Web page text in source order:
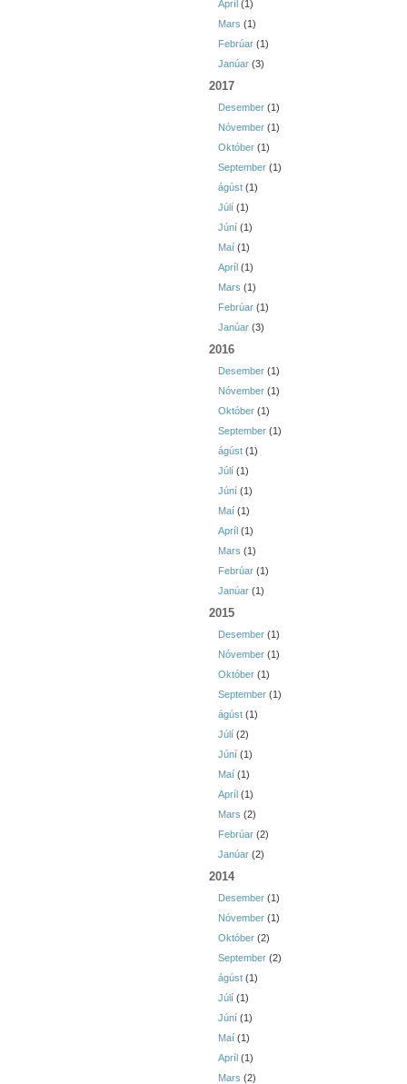
Apríl (1)
Mars (1)
Febrúar (1)
Janúar (3)
2017
Desember (1)
Nóvember (1)
Október (1)
September (1)
ágúst (1)
Júlí (1)
Júní (1)
Maí (1)
Apríl (1)
Mars (1)
Febrúar (1)
Janúar (3)
2016
Desember (1)
Nóvember (1)
Október (1)
September (1)
ágúst (1)
Júlí (1)
Júní (1)
Maí (1)
Apríl (1)
Mars (1)
Febrúar (1)
Janúar (1)
2015
Desember (1)
Nóvember (1)
Október (1)
September (1)
ágúst (1)
Júlí (2)
Júní (1)
Maí (1)
Apríl (1)
Mars (2)
Febrúar (2)
Janúar (2)
2014
Desember (1)
Nóvember (1)
Október (2)
September (2)
ágúst (1)
Júlí (1)
Júní (1)
Maí (1)
Apríl (1)
Mars (2)